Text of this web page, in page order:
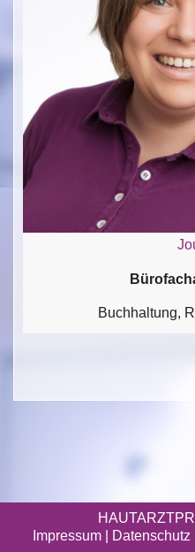
Buchhaltung,
Impressum
Datenschutz